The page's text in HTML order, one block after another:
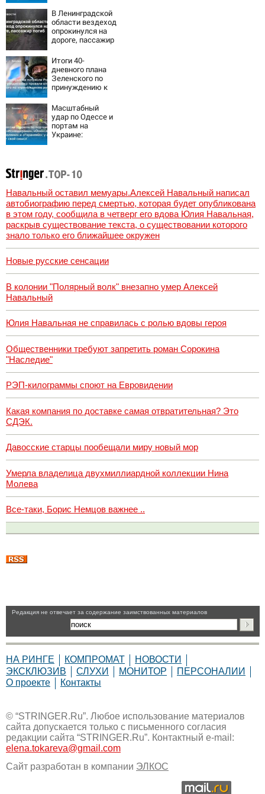
мог сдержать
слезы
В Ленинградской
области вездеход
опрокинулся на
дороге, пассажир
Итоги 40-
дневного плана
Зеленского по
принуждению к
ответила Россия,
полный разбор
провала операции
Украины от
военкора Коца
Масштабный
удар по Одессе и
портам на
Украине:
ударах России 9
августа 2026 года
Навальный оставил мемуары.Алексей Навальный написал
автобиографию перед смертью, которая будет опубликована
в этом году, сообщила в четверг его вдова Юлия Навальная,
раскрыв существование текста, о существовании которого
знало только его ближайшее окружен
Новые русские сенсации
В колонии "Полярный волк" внезапно умер Алексей
Навальный
Юлия Навальная не справилась с ролью вдовы героя
Общественники требуют запретить роман Сорокина
"Наследие"
РЭП-килограммы споют на Евровидении
Какая компания по доставке самая отвратительная? Это
СДЭК.
Давосские старцы пообещали миру новый мор
Умерла владелица двухмиллиардной коллекции Нина
Молева
Все-таки, Борис Немцов важнее ..
Pедакция не отвечает за содержание заимствованных материалов
НА РИНГЕ КОМПРОМАТ
НОВОСТИ
ЭКСКЛЮЗИВ
СЛУХИ МОНИТОР
ПЕРСОНАЛИИ
О проекте
Контакты
© “STRINGER.Ru”. Любое использование материалов
сайта допускается только с письменного согласия
редакции сайта “STRINGER.Ru”. Контактный e-mail:
elena.tokareva@gmail.com
Сайт разработан в компании ЭЛКОС